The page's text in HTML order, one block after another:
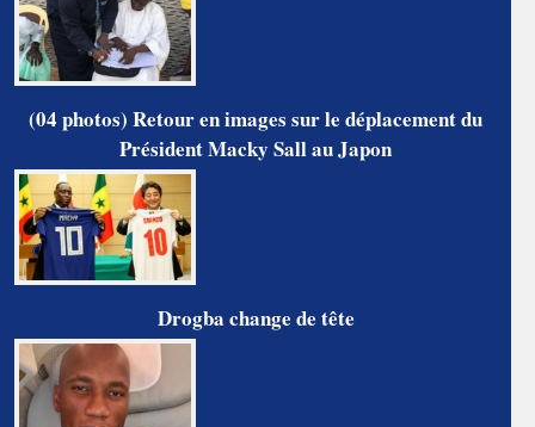
(04 photos) Retour en images sur le déplacement du
Président Macky Sall au Japon
Drogba change de tête